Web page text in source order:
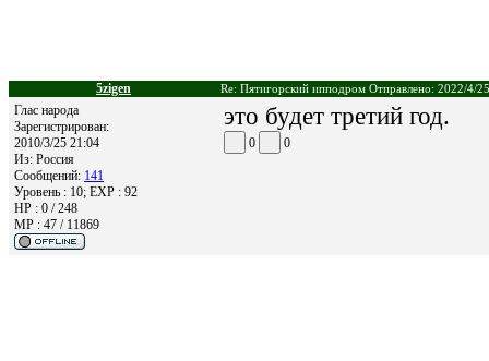
5zigen Re: Пятигорский ипподром Отправлено: 2022/4/
Глас народа
Зарегистрирован:
2010/3/25 21:04
Из: Россия
Сообщений: 141
Уровень : 10; EXP : 92
HP : 0 / 248
MP : 47 / 11869
это будет третий год.
0 0